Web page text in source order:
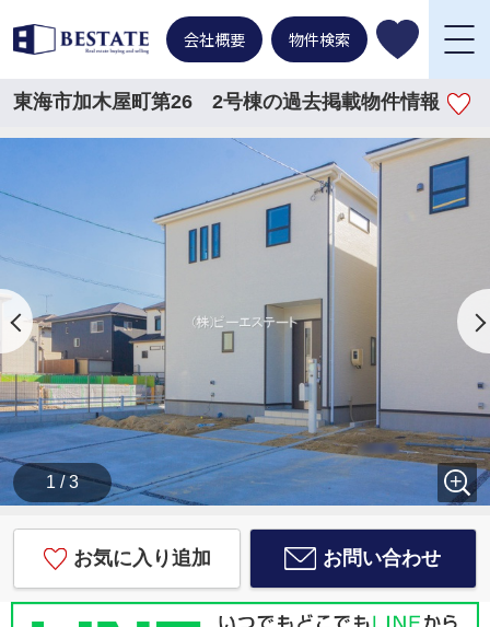
会社概要 物件検索
東海市加木屋町第26 2号棟の過去掲載物件情報
1 / 3
お気に入り追加 お問い合わせ